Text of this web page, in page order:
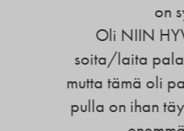
on
Oli NIIN
soita/laita
mutta tämä oli
pulla on ihan